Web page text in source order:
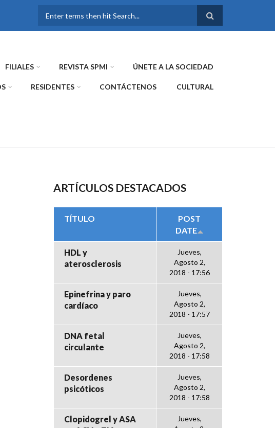
FORMULARIO DE
FILIALES REVISTA SPMI ÚNETE A LA SOCIEDAD
RESIDENTES CONTÁCTENOS CULTURAL
ARTÍCULOS DESTACADOS
TÍTULO
POST
DATE
HDL y
aterosclerosis
Jueves,
Agosto 2,
2018 - 17:56
Epinefrina y paro
cardíaco
Jueves,
Agosto 2,
2018 - 17:57
DNA fetal
circulante
Jueves,
Agosto 2,
2018 - 17:58
Desordenes
psicóticos
Jueves,
Agosto 2,
2018 - 17:58
Clopidogrel y ASA
Jueves,